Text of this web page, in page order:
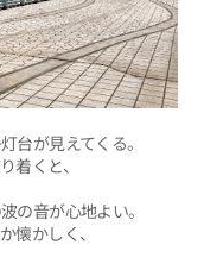
台が見えてくる。
着くと、
の音が心地よい。
懐かしく、